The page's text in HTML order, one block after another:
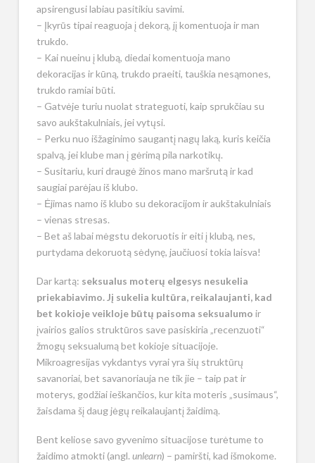
apsirengusi labiau pasitikiu savimi.
– Įkyrūs tipai reaguoja į dekorą, jį komentuoja ir man
trukdo.
– Kai nueinu į klubą, diedai komentuoja mano
dekoracijas ir kūną, trukdo praeiti, tauškia nesąmones,
trukdo ramiai būti.
– Gatvėje turiu nuolat strateguoti, kaip sprukčiau su
savo aukštakulniais, jei vytųsi.
– Perku nuo išžaginimo saugantį nagų laką, kuris keičia
spalvą, jei klube man į gėrimą pila narkotikų.
– Susitariu, kuri draugė žinos mano maršrutą ir kad
saugiai parėjau iš klubo.
– Ėjimas namo iš klubo su dekoracijom ir aukštakulniais
– vienas stresas.
– Bet aš labai mėgstu dekoruotis ir eiti į klubą, nes,
purtydama dekoruotą sėdynę, jaučiuosi tokia laisva!
Dar kartą: seksualus moterų elgesys nesukelia
priekabiavimo. Jį sukelia kultūra, reikalaujanti, kad
bet kokioje veikloje būtų paisoma seksualumo ir
įvairios galios struktūros save pasiskiria „recenzuoti“
žmogų seksualumą bet kokioje situacijoje.
Mikroagresijas vykdantys vyrai yra šių struktūrų
savanoriai, bet savanoriauja ne tik jie – taip pat ir
moterys, godžiai ieškančios, kur kita moteris „susimaus“,
žaisdama šį daug jėgų reikalaujantį žaidimą.
Bent keliose savo gyvenimo situacijose turėtume to
žaidimo atmokti (angl. unlearn) – pamiršti, kad išmokome.